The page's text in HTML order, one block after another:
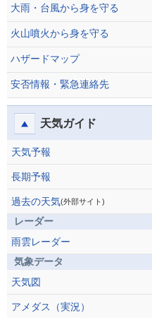
大雨・台風から身を守る
火山噴火から身を守る
ハザードマップ
安否情報・緊急連絡先
天気ガイド
天気予報
長期予報
過去の天気(外部サイト)
レーダー
雨雲レーダー
気象データ
天気図
アメダス（実況）